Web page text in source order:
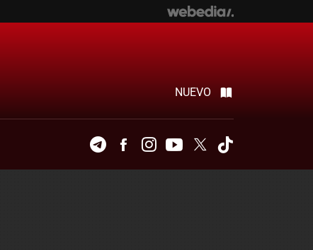
NUEVO
TelegramFacebookInstagramYoutubeTwitter